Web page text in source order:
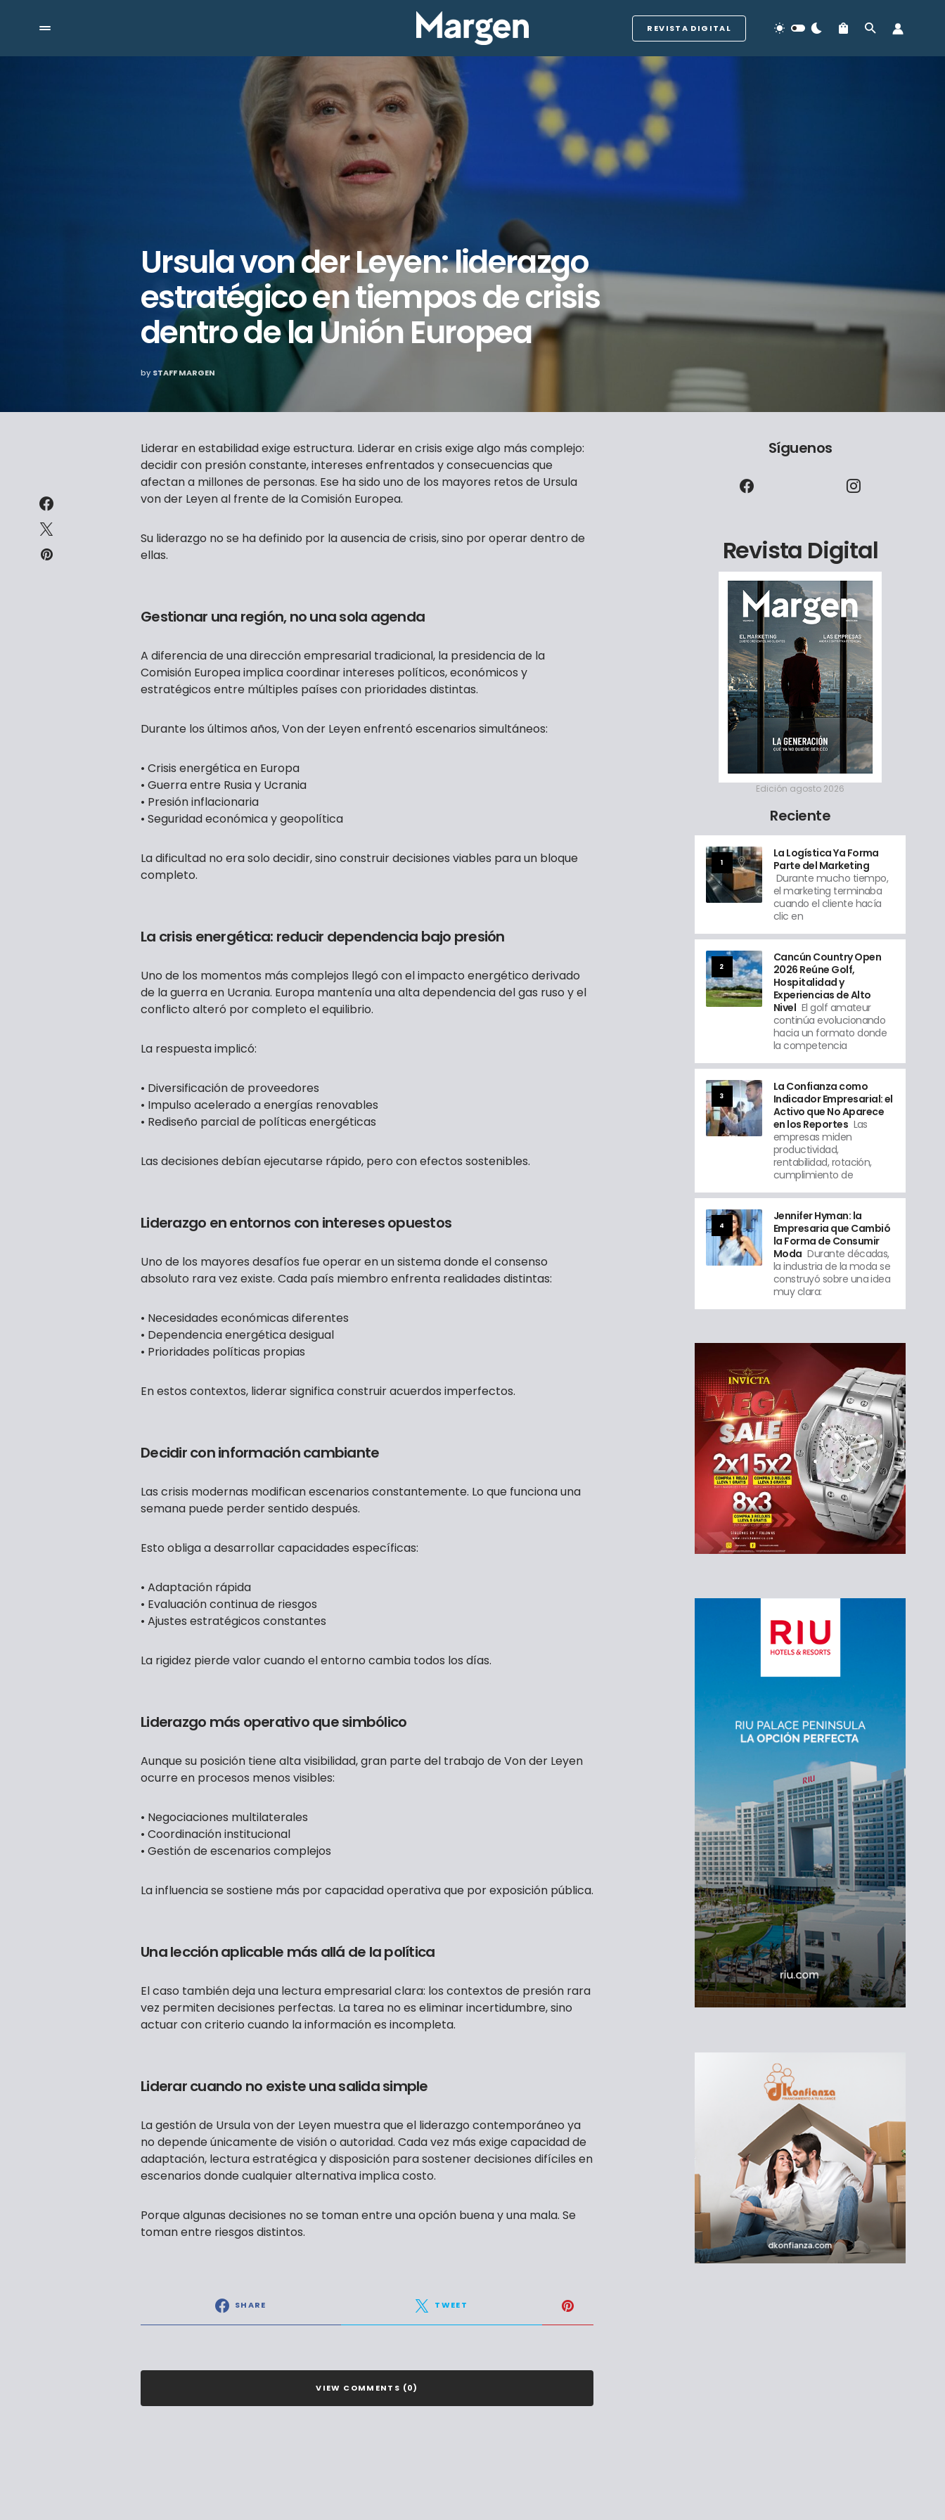
REVISTA DIGITAL
Ursula von der Leyen: liderazgo
estratégico en tiempos de crisis
dentro de la Unión Europea
by STAFF MARGEN
Liderar en estabilidad exige estructura. Liderar en crisis exige algo más complejo:
decidir con presión constante, intereses enfrentados y consecuencias que
afectan a millones de personas. Ese ha sido uno de los mayores retos de Ursula
von der Leyen al frente de la Comisión Europea.
Su liderazgo no se ha definido por la ausencia de crisis, sino por operar dentro de
ellas.
Gestionar una región, no una sola agenda
A diferencia de una dirección empresarial tradicional, la presidencia de la
Comisión Europea implica coordinar intereses políticos, económicos y
estratégicos entre múltiples países con prioridades distintas.
Durante los últimos años, Von der Leyen enfrentó escenarios simultáneos:
• Crisis energética en Europa
• Guerra entre Rusia y Ucrania
• Presión inflacionaria
• Seguridad económica y geopolítica
La dificultad no era solo decidir, sino construir decisiones viables para un bloque
completo.
La crisis energética: reducir dependencia bajo presión
Uno de los momentos más complejos llegó con el impacto energético derivado
de la guerra en Ucrania. Europa mantenía una alta dependencia del gas ruso y el
conflicto alteró por completo el equilibrio.
La respuesta implicó:
• Diversificación de proveedores
• Impulso acelerado a energías renovables
• Rediseño parcial de políticas energéticas
Las decisiones debían ejecutarse rápido, pero con efectos sostenibles.
Liderazgo en entornos con intereses opuestos
Uno de los mayores desafíos fue operar en un sistema donde el consenso
absoluto rara vez existe. Cada país miembro enfrenta realidades distintas:
• Necesidades económicas diferentes
• Dependencia energética desigual
• Prioridades políticas propias
En estos contextos, liderar significa construir acuerdos imperfectos.
Decidir con información cambiante
Las crisis modernas modifican escenarios constantemente. Lo que funciona una
semana puede perder sentido después.
Esto obliga a desarrollar capacidades específicas:
• Adaptación rápida
• Evaluación continua de riesgos
• Ajustes estratégicos constantes
La rigidez pierde valor cuando el entorno cambia todos los días.
Liderazgo más operativo que simbólico
Aunque su posición tiene alta visibilidad, gran parte del trabajo de Von der Leyen
ocurre en procesos menos visibles:
• Negociaciones multilaterales
• Coordinación institucional
• Gestión de escenarios complejos
La influencia se sostiene más por capacidad operativa que por exposición pública.
Una lección aplicable más allá de la política
El caso también deja una lectura empresarial clara: los contextos de presión rara
vez permiten decisiones perfectas. La tarea no es eliminar incertidumbre, sino
actuar con criterio cuando la información es incompleta.
Liderar cuando no existe una salida simple
La gestión de Ursula von der Leyen muestra que el liderazgo contemporáneo ya
no depende únicamente de visión o autoridad. Cada vez más exige capacidad de
adaptación, lectura estratégica y disposición para sostener decisiones difíciles en
escenarios donde cualquier alternativa implica costo.
Porque algunas decisiones no se toman entre una opción buena y una mala. Se
toman entre riesgos distintos.
SHARE TWEET
VIEW COMMENTS (0)
Síguenos
Revista Digital
Edición agosto 2026
Reciente
1
La Logística Ya Forma
Parte del Marketing
Durante mucho tiempo,
el marketing terminaba
cuando el cliente hacía
clic en
2
Cancún Country Open
2026 Reúne Golf,
Hospitalidad y
Experiencias de Alto
Nivel El golf amateur
continúa evolucionando
hacia un formato donde
la competencia
3
La Confianza como
Indicador Empresarial: el
Activo que No Aparece
en los Reportes Las
empresas miden
productividad,
rentabilidad, rotación,
cumplimiento de
4
Jennifer Hyman: la
Empresaria que Cambió
la Forma de Consumir
Moda Durante décadas,
la industria de la moda se
construyó sobre una idea
muy clara: